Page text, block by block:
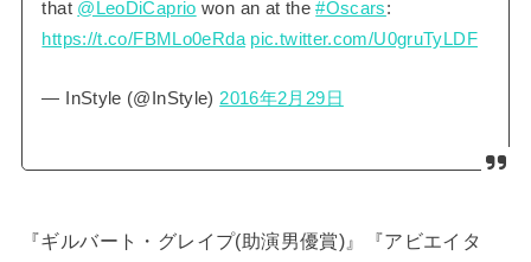
that @LeoDiCaprio won an at the#Oscars:
https://t.co/FBMLo0eRda pic.twitter.com/U0gruTyLDF
— InStyle (@InStyle) 2016年2月29日
『ギルバート・グレイプ(助演男優賞)』『アビエイタ